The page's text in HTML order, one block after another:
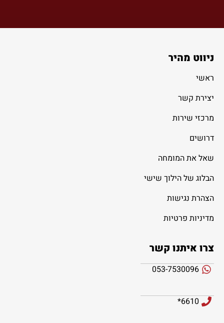
ניווט מהיר
ראשי
יצירת קשר
מרכזי שירות
דרושים
שאל את המומחה
הבלוג של הילוך שישי
הצהרת נגישות
מדיניות פרטיות
צרו איתנו קשר
053-7530096
6610*